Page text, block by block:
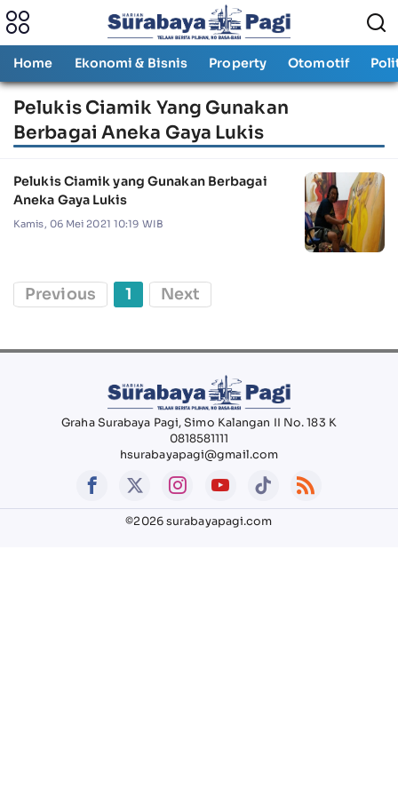
Home Ekonomi & Bisnis Property Otomotif
Pelukis Ciamik Yang Gunakan
Berbagai Aneka Gaya Lukis
Pelukis Ciamik yang Gunakan Berbagai
Aneka Gaya Lukis
Kamis, 06 Mei 2021 10:19 WIB
Previous 1 Next
Graha Surabaya Pagi, Simo Kalangan II No. 183 K
0818581111
hsurabayapagi@gmail.com
©2026 surabayapagi.com